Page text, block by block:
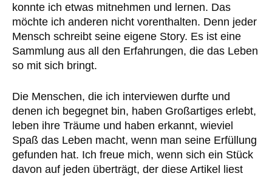
konnte ich etwas mitnehmen und lernen. Das
möchte ich anderen nicht vorenthalten. Denn jeder
Mensch schreibt seine eigene Story. Es ist eine
Sammlung aus all den Erfahrungen, die das Leben
so mit sich bringt.
Die Menschen, die ich interviewen durfte und
denen ich begegnet bin, haben Großartiges erlebt,
leben ihre Träume und haben erkannt, wieviel
Spaß das Leben macht, wenn man seine Erfüllung
gefunden hat. Ich freue mich, wenn sich ein Stück
davon auf jeden überträgt, der diese Artikel liest